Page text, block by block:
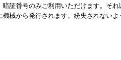
証番号のみご利用いただけます。そ
械から発行されます。紛失されない